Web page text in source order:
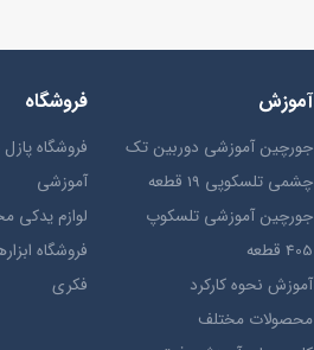
آموزش
جورچین آموزشی دوربین تک
چشمی تلسکوپی 19 قطعه
جورچین آموزشی تلسکوپ
405 قطعه
آموزش نحوه کارکرد
محصولات مختلف
فروشگاه
فروشگاه
آموزشی
لوازم یدکی
فروشگاه
فکری